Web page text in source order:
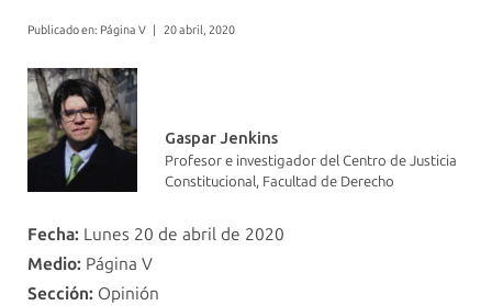
Publicado en: Página V | 20 abril, 2020
Gaspar Jenkins
Profesor e investigador del Centro de Justicia
Constitucional, Facultad de Derecho
Fecha: Lunes 20 de abril de 2020
Medio: Página V
Sección: Opinión